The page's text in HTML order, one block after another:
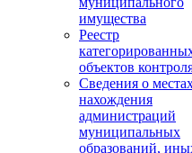
имущества
Реестр
объектов
Сведения о
нахождения
администраций
муниципальных
образований,